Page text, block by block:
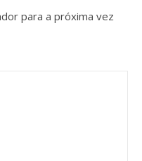
para a próxima vez